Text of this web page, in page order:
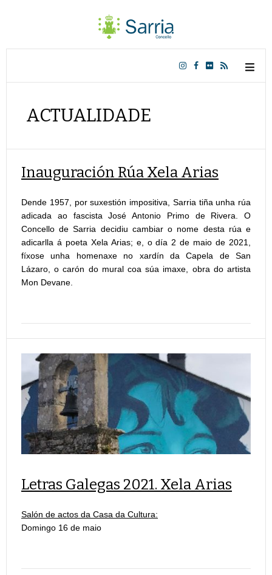
ACTUALIDADE
Inauguración Rúa Xela Arias
Dende 1957, por suxestión impositiva, Sarria tiña unha rúa
adicada ao fascista José Antonio Primo de Rivera. O
Concello de Sarria decidiu cambiar o nome desta rúa e
adicarlla á poeta Xela Arias; e, o día 2 de maio de 2021,
fíxose unha homenaxe no xardín da Capela de San
Lázaro, o carón do mural coa súa imaxe, obra do artista
Mon Devane.
Letras Galegas 2021. Xela Arias
Salón de actos da Casa da Cultura:
Domingo 16 de maio